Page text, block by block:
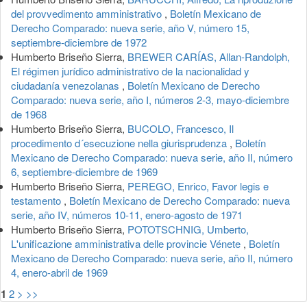
del provvedimento amministrativo , Boletín Mexicano de
Derecho Comparado: nueva serie, año V, número 15,
septiembre-diciembre de 1972
Humberto Briseño Sierra, BREWER CARÍAS, Allan-Randolph,
El régimen jurídico administrativo de la nacionalidad y
ciudadanía venezolanas , Boletín Mexicano de Derecho
Comparado: nueva serie, año I, números 2-3, mayo-diciembre
de 1968
Humberto Briseño Sierra, BUCOLO, Francesco, Il
procedimento d´esecuzione nella giurisprudenza , Boletín
Mexicano de Derecho Comparado: nueva serie, año II, número
6, septiembre-diciembre de 1969
Humberto Briseño Sierra, PEREGO, Enrico, Favor legis e
testamento , Boletín Mexicano de Derecho Comparado: nueva
serie, año IV, números 10-11, enero-agosto de 1971
Humberto Briseño Sierra, POTOTSCHNIG, Umberto,
L'unificazione amministrativa delle provincie Vénete , Boletín
Mexicano de Derecho Comparado: nueva serie, año II, número
4, enero-abril de 1969
1 2 > >>